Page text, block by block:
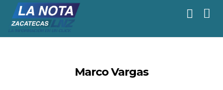
Marco Vargas